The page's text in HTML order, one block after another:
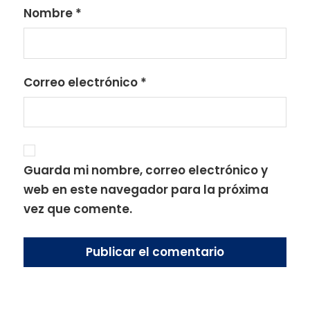
Nombre *
Correo electrónico *
Guarda mi nombre, correo electrónico y
web en este navegador para la próxima
vez que comente.